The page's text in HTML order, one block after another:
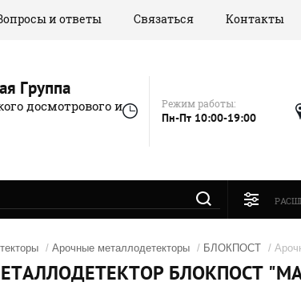
и ответы Связаться Контакты
Группа
досмотрового и
Режим работы:
Пн-Пт 10:00-19:00
/ Арочные металлодетекторы / БЛОКПОСТ /
БЛОКПОСТ